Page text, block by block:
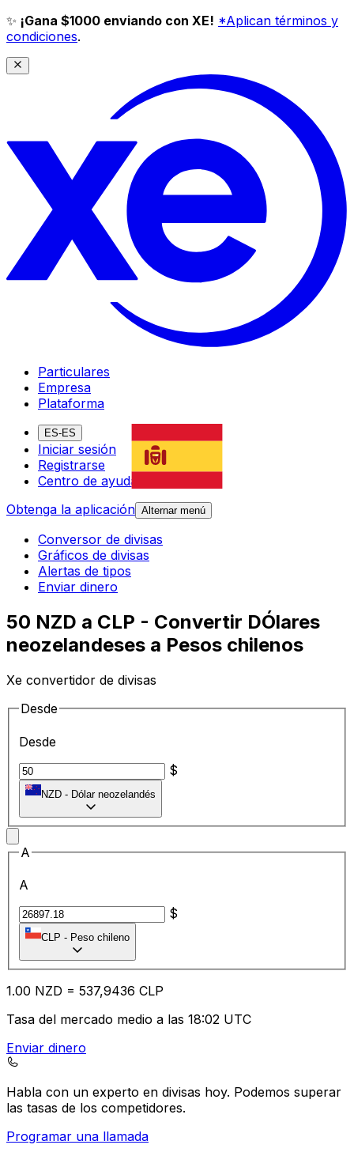
✨ ¡Gana $1000 enviando con XE! *Aplican términos y
condiciones.
Particulares
Empresa
Plataforma
ES-ES
Iniciar sesión
Registrarse
Centro de ayuda
Obtenga la aplicación Alternar menú
Conversor de divisas
Gráficos de divisas
Alertas de tipos
Enviar dinero
50 NZD a CLP - Convertir DÓlares
neozelandeses a Pesos chilenos
Xe convertidor de divisas
Desde
Desde
$
NZD - Dólar neozelandés
A
A
$
CLP - Peso chileno
1.00 NZD = 537,9436 CLP
Tasa del mercado medio a las 18:02 UTC
Enviar dinero
Habla con un experto en divisas hoy. Podemos superar
las tasas de los competidores.
Programar una llamada